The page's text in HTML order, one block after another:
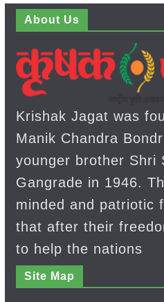
About Us
Krishak Jagat was
Manik Chandra
younger brother Shri
Gangrade in 1946.
minded and patriotic
that after their
to help the nations
Site Map